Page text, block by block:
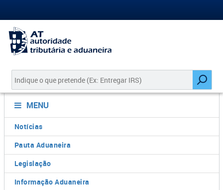
MENU
Notícias
Pauta Aduaneira
Legislação
Informação Aduaneira